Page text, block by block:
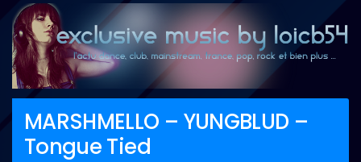
MARSHMELLO – YUNGBLUD –
Tongue Tied